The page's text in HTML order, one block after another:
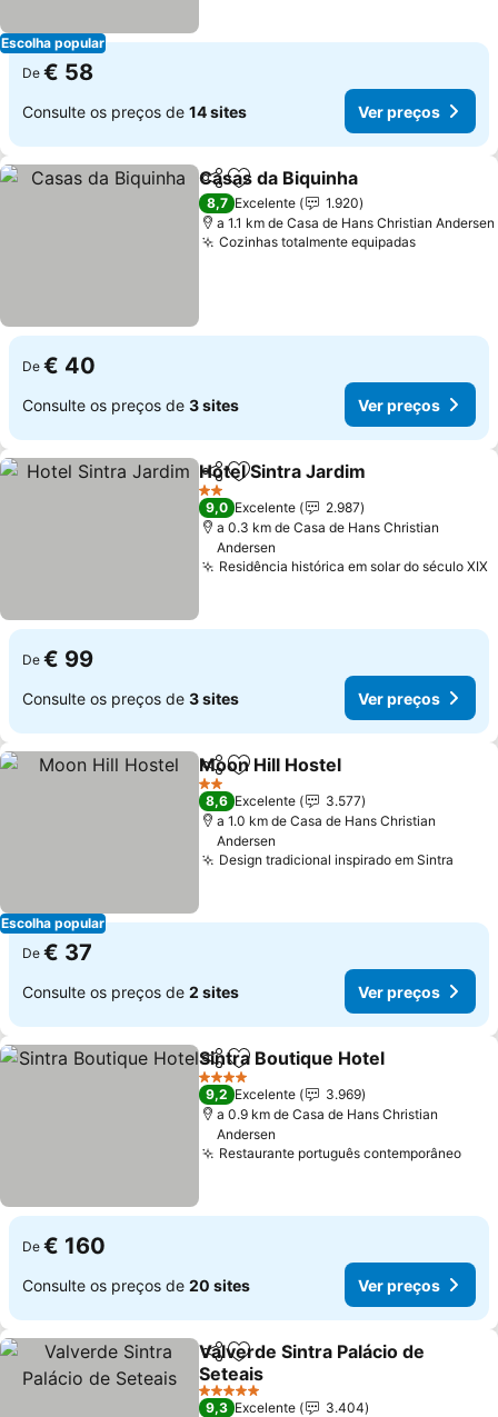
Escolha popular
De € 58
Consulte os preços de 14 sites Ver preços
PartilharAdicionar aos favoritos
Casas da Biquinha
8,7 Excelente
1.920
a 1.1 km de Casa de Hans Christian Andersen
Cozinhas totalmente equipadasVer
De € 40
Consulte os preços de 3 sites Ver preços
PartilharAdicionar aos favoritos
Hotel Sintra Jardim
2 Estrelas
9,0 Excelente
2.987
a 0.3 km de Casa de Hans Christian
Andersen
Residência histórica em solar do século XIX
De € 99
Consulte os preços de 3 sites Ver preços
Escolha popular
PartilharAdicionar aos favoritos
Moon Hill Hostel
2 Estrelas
8,6 Excelente
3.577
a 1.0 km de Casa de Hans Christian
Andersen
Design tradicional inspirado em Sintra
De € 37
Consulte os preços de 2 sites Ver preços
PartilharAdicionar aos favoritos
Sintra Boutique Hotel
4 Estrelas
9,2 Excelente
3.969
a 0.9 km de Casa de Hans Christian
Andersen
Restaurante português contemporâneoVer
De € 160
Consulte os preços de 20 sites Ver preços
PartilharAdicionar aos favoritos
Valverde Sintra Palácio de
Seteais
Ver preços
5 Estrelas
9,3 Excelente
3.404